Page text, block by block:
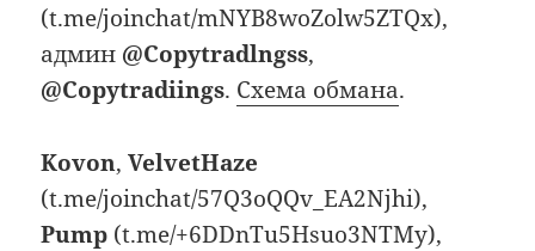
(t.me/joinchat/mNYB8woZolw5ZTQx),
админ @Copytradlngss,
@Copytradiings. Схема обмана.
Kovon,VelvetHaze
(t.me/joinchat/57Q3oQQv_EA2Njhi),
Pump (t.me/+6DDnTu5Hsuo3NTMy),